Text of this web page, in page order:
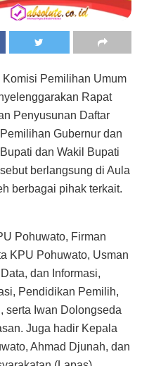
Komisi Pemilihan Umum
Rapat
Penyusunan Daftar
Gubernur dan
dan Wakil Bupati
berlangsung di Aula
berbagai pihak terkait.
Pohuwato, Firman
KPU Pohuwato, Usman
dan Informasi,
Pendidikan Pemilih,
serta Iwan Dolongseda
Juga hadir Kepala
Ahmad Djunah, dan